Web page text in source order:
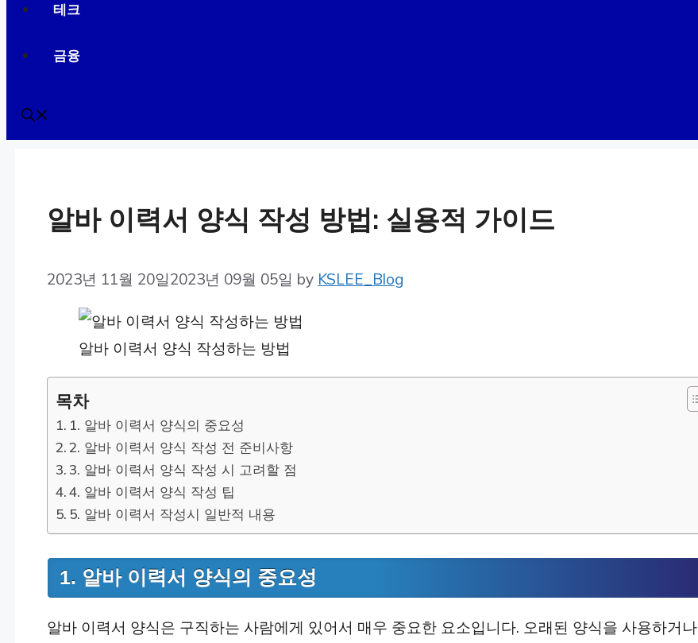
테크
금융
알바 이력서 양식 작성 방법: 실용적 가이드
2023년 11월 20일2023년 09월 05일 by KSLEE_Blog
알바 이력서 양식 작성하는 방법
목차
1. 알바 이력서 양식의 중요성
2. 알바 이력서 양식 작성 전 준비사항
3. 알바 이력서 양식 작성 시 고려할 점
4. 알바 이력서 양식 작성 팁
5. 알바 이력서 작성시 일반적 내용
1. 알바 이력서 양식의 중요성
알바 이력서 양식은 구직하는 사람에게 있어서 매우 중요한 요소입니다. 오래된 양식을 사용하거나